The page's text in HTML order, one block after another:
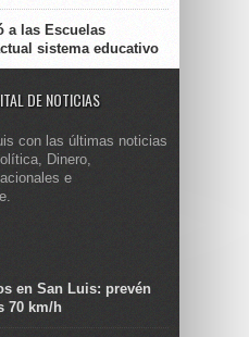
a las Escuelas
sistema educativo
DE NOTICIAS
con las últimas noticias
Dinero,
e
en San Luis: prevén
70 km/h